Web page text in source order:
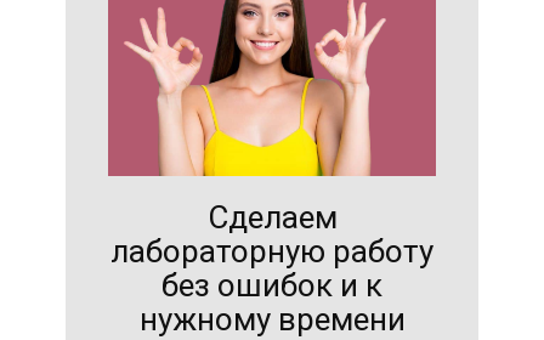
Сделаем
лабораторную работу
без ошибок и к
нужному времени